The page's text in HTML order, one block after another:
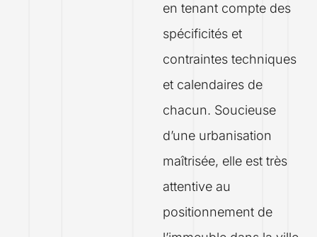
en tenant compte des
spécificités et
contraintes techniques
et calendaires de
chacun. Soucieuse
d’une urbanisation
maîtrisée, elle est très
attentive au
positionnement de